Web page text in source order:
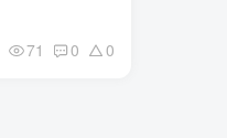
71 0 0